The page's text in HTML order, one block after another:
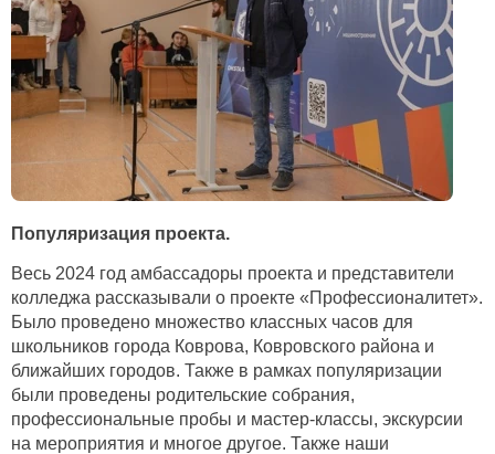
Популяризация проекта.
Весь 2024 год амбассадоры проекта и представители
колледжа рассказывали о проекте «Профессионалитет».
Было проведено множество классных часов для
школьников города Коврова, Ковровского района и
ближайших городов. Также в рамках популяризации
были проведены родительские собрания,
профессиональные пробы и мастер-классы, экскурсии
на мероприятия и многое другое. Также наши